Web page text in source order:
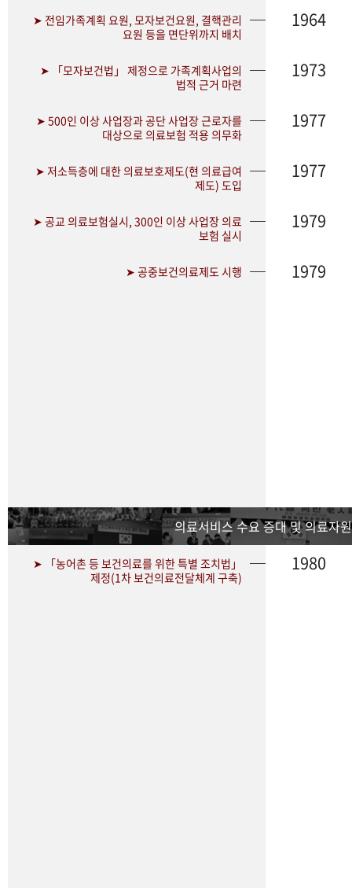
➤ 전임가족계획 요원, 모자보건요원, 결핵관리
요원 등을 면단위까지 배치
1964
➤ 「모자보건법」 제정으로 가족계획사업의
법적 근거 마련
1973
➤ 500인 이상 사업장과 공단 사업장 근로자를
대상으로 의료보험 적용 의무화
1977
➤ 저소득층에 대한 의료보호제도(현 의료급여
제도) 도입
1977
➤ 공교 의료보험실시, 300인 이상 사업장 의료
보험 실시
1979
➤ 공중보건의료제도 시행 1979
의료서비스 수요 증대 및 의료자
➤ 「농어촌 등 보건의료를 위한 특별 조치법」
제정(1차 보건의료전달체계 구축)
1980